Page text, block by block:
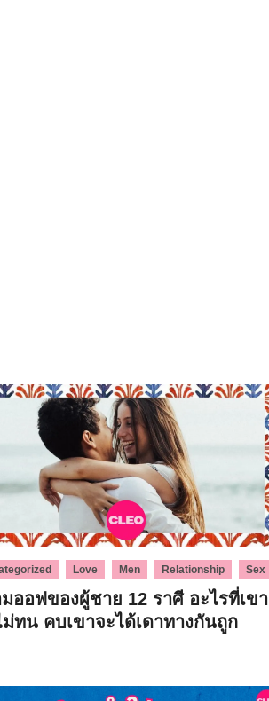
Love Men Relationship Sex
ออฟของผู้ชาย 12 ราศี อะไรที่เขา
ทน คบเขาจะได้เดาทางกันถูก